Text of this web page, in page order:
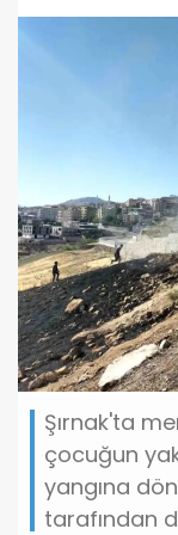
Şırnak'ta
çocuğun
yangına
tarafından